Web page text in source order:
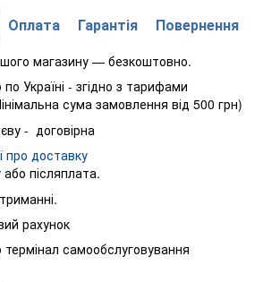
Оплата Гарантія Повернення
магазину — безкоштовно.
Україні - згідно з тарифами
сума замовлення від 500 грн)
- договірна
про доставку
післяплата.
рахунок
самообслуговування